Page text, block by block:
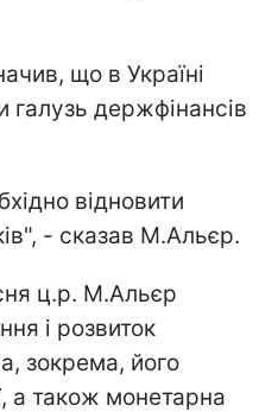
що в Україні
галузь держфінансів
відновити
- сказав М.Альєр.
ц.р. М.Альєр
і розвиток
зокрема, його
а також монетарна